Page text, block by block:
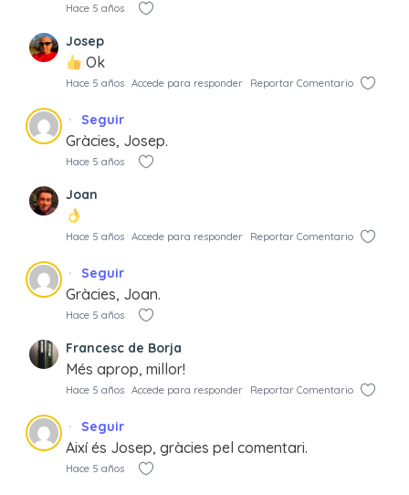
Hace 5 años
Josep
Ok
Hace 5 años Accede para responder Reportar Comentario
Seguir
Gràcies, Josep.
Hace 5 años
Joan
Hace 5 años Accede para responder Reportar Comentario
Seguir
Gràcies, Joan.
Hace 5 años
Francesc de Borja
Més aprop, millor!
Hace 5 años Accede para responder Reportar Comentario
Seguir
Així és Josep, gràcies pel comentari.
Hace 5 años